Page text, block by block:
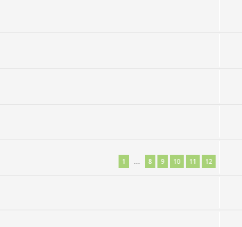
1 … 8 9 10 11 12